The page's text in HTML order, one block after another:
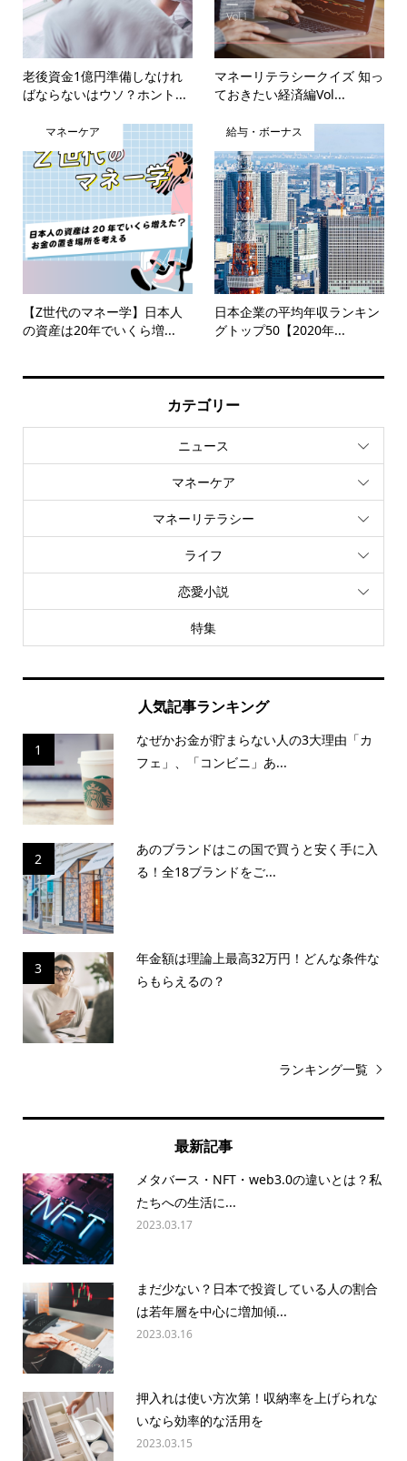
老後資金1億円準備しなけれ
ばならないはウソ？ホント...
マネーリテラシークイズ 知っ
ておきたい経済編Vol...
マネーケア
【Z世代のマネー学】日本人
の資産は20年でいくら増...
給与・ボーナス
日本企業の平均年収ランキン
グトップ50【2020年...
カテゴリー
ニュース
マネーケア
マネーリテラシー
ライフ
恋愛小説
特集
人気記事ランキング
1
なぜかお金が貯まらない人の3大理由「カ
フェ」、「コンビニ」あ...
2
あのブランドはこの国で買うと安く手に入
る！全18ブランドをご...
3
年金額は理論上最高32万円！どんな条件な
らもらえるの？
ランキング一覧
最新記事
メタバース・NFT・web3.0の違いとは？私
たちへの生活に...
2023.03.17
まだ少ない？日本で投資している人の割合
は若年層を中心に増加傾...
2023.03.16
押入れは使い方次第！収納率を上げられな
いなら効率的な活用を
2023.03.15